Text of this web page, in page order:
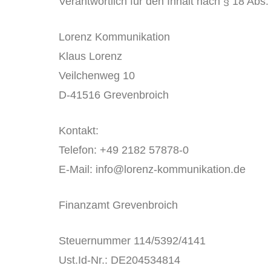
Lorenz Kommunikation
Klaus Lorenz
Veilchenweg 10
D-41516 Grevenbroich
Kontakt:
Telefon: +49 2182 57878-0
E-Mail: info@lorenz-kommunikation.de
Finanzamt Grevenbroich
Steuernummer 114/5392/4141
Ust.Id-Nr.: DE204534814